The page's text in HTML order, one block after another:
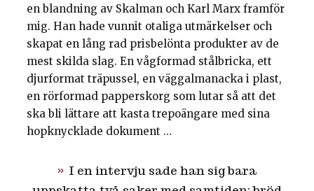
en blandning av Skalman och Karl Marx framför
mig. Han hade vunnit otaliga utmärkelser och
skapat en lång rad prisbelönta produkter av de
mest skilda slag. En vågformad stålbricka, ett
djurformat träpussel, en väggalmanacka i plast,
en rörformad papperskorg som lutar så att det
ska bli lättare att kasta trepoängare med sina
hopknycklade dokument …
I en intervju sade han sig bara